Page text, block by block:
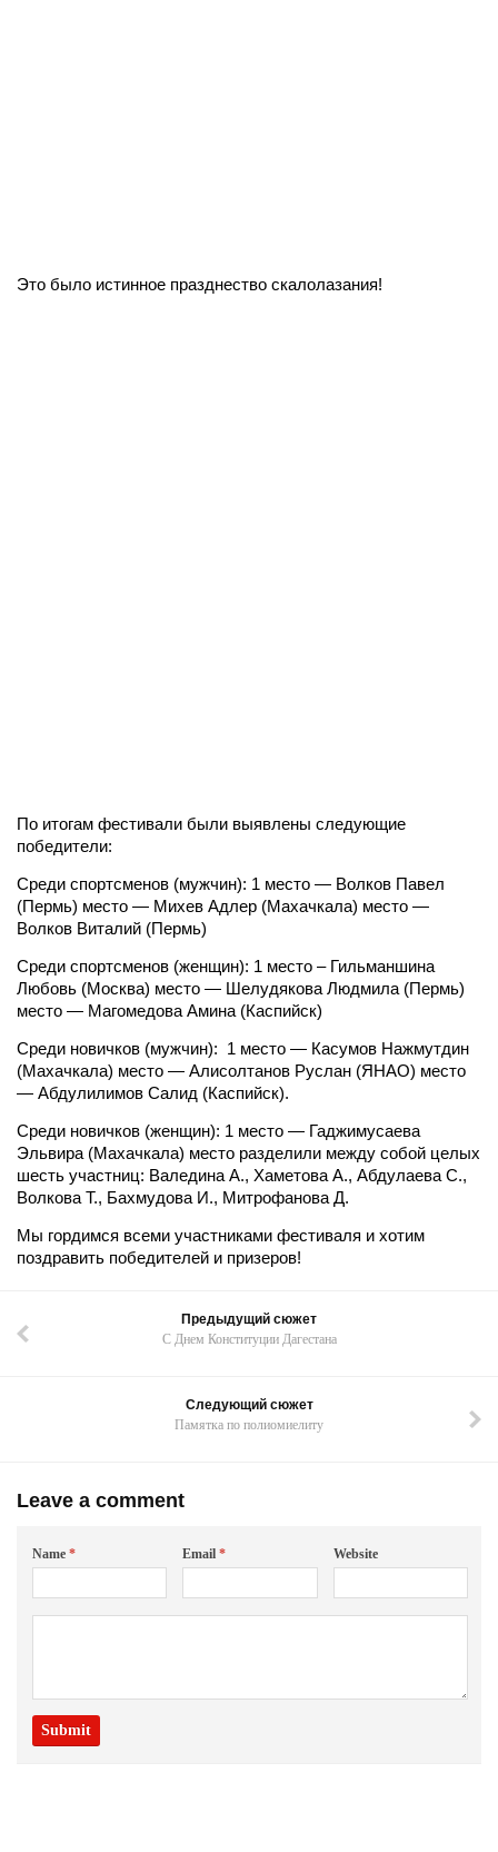
Это было истинное празднество скалолазания!
По итогам фестивали были выявлены следующие
победители:
Среди спортсменов (мужчин): 1 место — Волков Павел
(Пермь) место — Михев Адлер (Махачкала) место —
Волков Виталий (Пермь)
Среди спортсменов (женщин): 1 место – Гильманшина
Любовь (Москва) место — Шелудякова Людмила (Пермь)
место — Магомедова Амина (Каспийск)
Среди новичков (мужчин): 1 место — Касумов Нажмутдин
(Махачкала) место — Алисолтанов Руслан (ЯНАО) место
— Абдулилимов Салид (Каспийск).
Среди новичков (женщин): 1 место — Гаджимусаева
Эльвира (Махачкала) место разделили между собой целых
шесть участниц: Валедина А., Хаметова А., Абдулаева С.,
Волкова Т., Бахмудова И., Митрофанова Д.
Мы гордимся всеми участниками фестиваля и хотим
поздравить победителей и призеров!
Предыдущий сюжет
С Днем Конституции Дагестана
Следующий сюжет
Памятка по полиомиелиту
Leave a comment
Name * Email* Website